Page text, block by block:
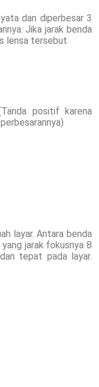
dan diperbesar 3
Jika jarak benda
lensa tersebut
positif karena
layar. Antara benda
jarak fokusnya 8
tepat pada layar.